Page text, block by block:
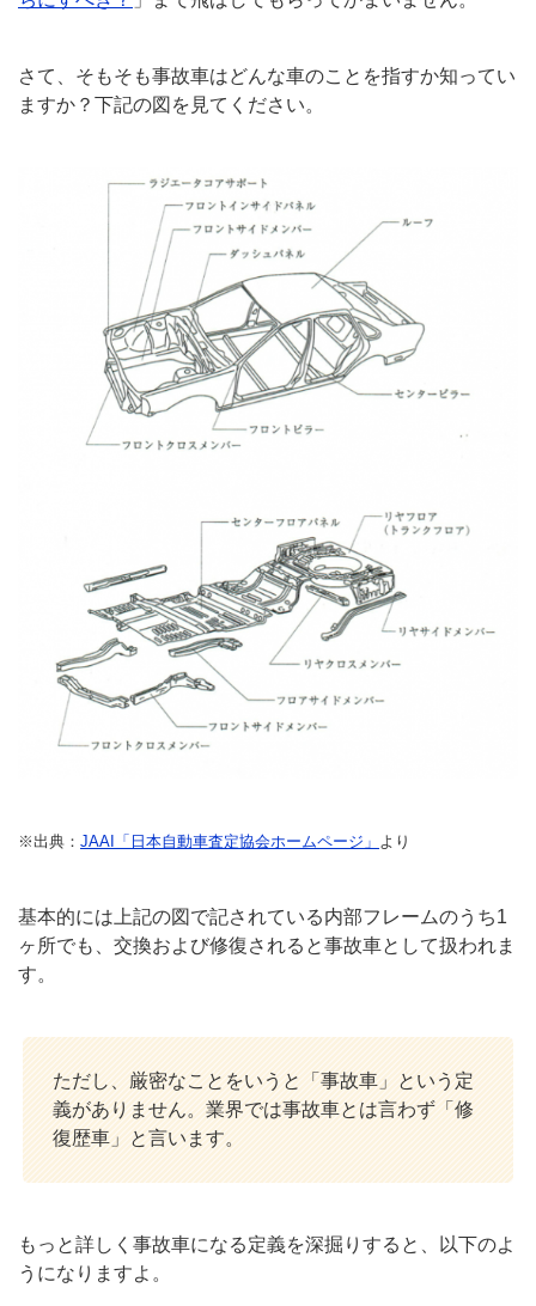
さて、そもそも事故車はどんな車のことを指すか知ってい
ますか？下記の図を見てください。
※出典： JAAI「日本自動車査定協会ホームページ」 より
基本的には上記の図で記されている内部フレームのうち1
ヶ所でも、交換および修復されると事故車として扱われま
す。
ただし、厳密なことをいうと「事故車」という定
義がありません。業界では事故車とは言わず「修
復歴車」と言います。
もっと詳しく事故車になる定義を深掘りすると、以下のよ
うになりますよ。